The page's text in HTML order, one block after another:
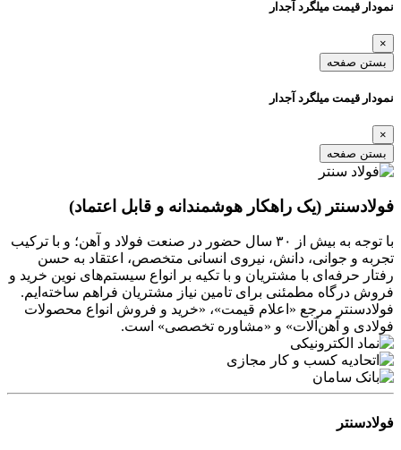
نمودار قیمت میلگرد آجدار
×
بستن صفحه
نمودار قیمت میلگرد آجدار
×
بستن صفحه
فولادسنتر (یک راهکار هوشمندانه و قابل اعتماد)
با توجه به بیش از ۳۰ سال حضور در صنعت فولاد و آهن؛ و با ترکیب
تجربه و جوانی، دانش، نیروی انسانی متخصص، اعتقاد به حسن
رفتار حرفه‌ای با مشتریان و با تکیه بر انواع سیستم‌های نوین خرید و
فروش درگاه مطمئنی برای تامین نیاز مشتریان فراهم ساخته‌ایم.
فولادسنتر مرجع «اعلام قیمت»، «خرید و فروش انواع محصولات
فولادی و آهن‌آلات» و «مشاوره تخصصی» است.
فولادسنتر